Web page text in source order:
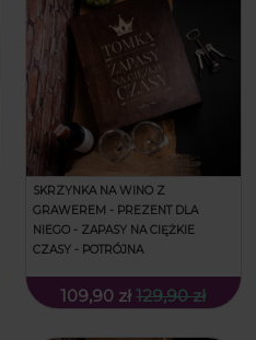
SKRZYNKA NA WINO Z
GRAWEREM - PREZENT DLA
NIEGO - ZAPASY NA CIĘŻKIE
CZASY - POTRÓJNA
109,90 zł 129,90 zł